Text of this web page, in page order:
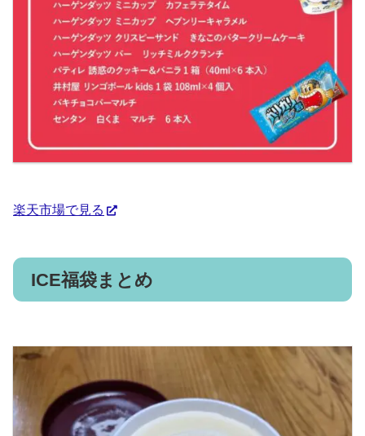
楽天市場で見る
ICE福袋まとめ